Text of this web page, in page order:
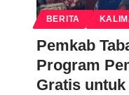
BERITA
Pemkab
Program
Gratis